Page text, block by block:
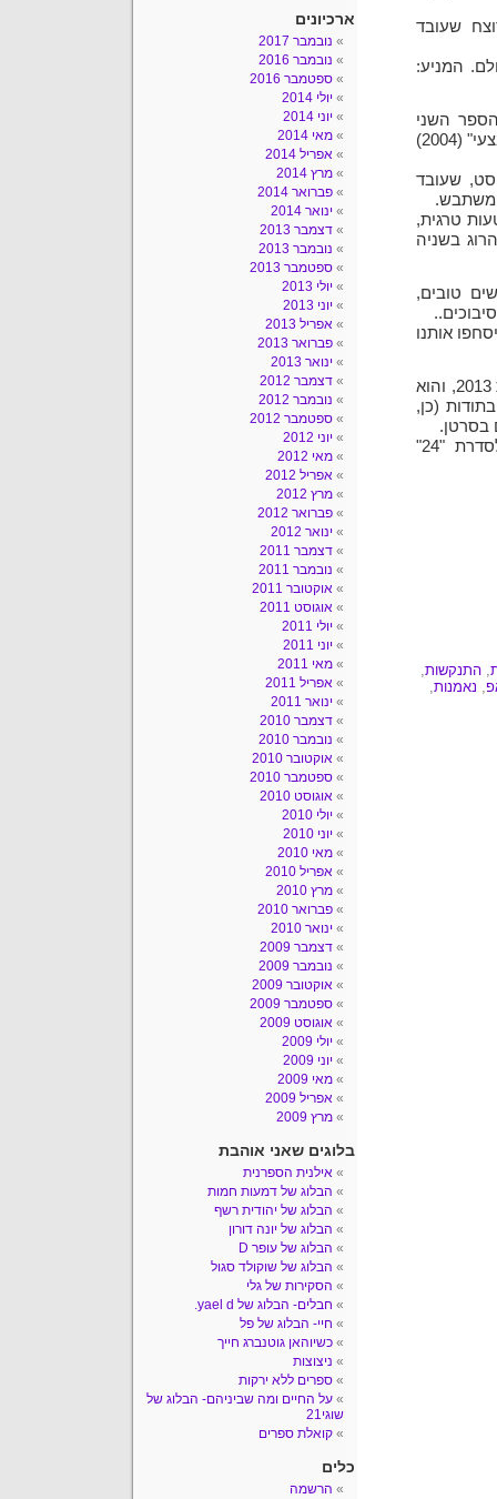
שעובד
המניע:
הוא הספר השני
בסדרה. שני ספרים יצאו בארץ בעבר בהוצאת אור-עם "כח מבצעי" (2004)
שעובד
משתבש.
טרגית,
בשניה
טובים,
אותנו
וינס פלין הוא סופר אמריקני שנפטר מסרטן הערמונית בשנת 2013, והוא
(כן,
ואגב, לא סתם הזכרתי את ג'ק באואר. פלין היה יועץ לסדרת "24"
, התנקשות,
, נאמנות,
ארכיונים
נובמבר 2017
נובמבר 2016
ספטמבר 2016
יולי 2014
יוני 2014
מאי 2014
אפריל 2014
מרץ 2014
פברואר 2014
ינואר 2014
דצמבר 2013
נובמבר 2013
ספטמבר 2013
יולי 2013
יוני 2013
אפריל 2013
פברואר 2013
ינואר 2013
דצמבר 2012
נובמבר 2012
ספטמבר 2012
יוני 2012
מאי 2012
אפריל 2012
מרץ 2012
פברואר 2012
ינואר 2012
דצמבר 2011
נובמבר 2011
אוקטובר 2011
אוגוסט 2011
יולי 2011
יוני 2011
מאי 2011
אפריל 2011
ינואר 2011
דצמבר 2010
נובמבר 2010
אוקטובר 2010
ספטמבר 2010
אוגוסט 2010
יולי 2010
יוני 2010
מאי 2010
אפריל 2010
מרץ 2010
פברואר 2010
ינואר 2010
דצמבר 2009
נובמבר 2009
אוקטובר 2009
ספטמבר 2009
אוגוסט 2009
יולי 2009
יוני 2009
מאי 2009
אפריל 2009
מרץ 2009
בלוגים שאני אוהבת
אילנית הספרנית
הבלוג של דמעות חמות
הבלוג של יהודית רשף
הבלוג של יונה דורון
הבלוג של עופר D
הבלוג של שוקולד סגול
הסקירות של גלי
חבלים- הבלוג של yael d.
חיי- הבלוג של פל
כשיוהאן גוטנברג חייך
ניצוצות
ספרים ללא ירקות
על החיים ומה שביניהם- הבלוג של
שוגי21
קואלת ספרים
כלים
הרשמה